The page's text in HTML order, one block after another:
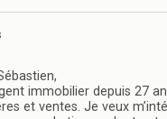
immobilier depuis 27
et ventes. Je veux